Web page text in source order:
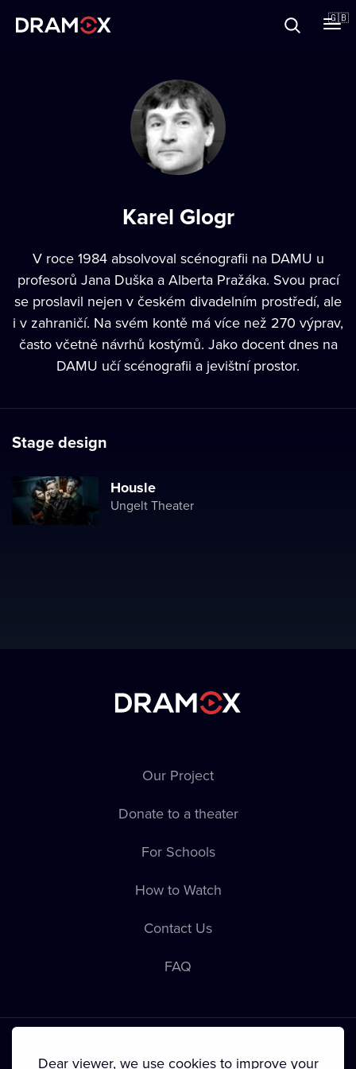
🇬🇧
Karel Glogr
V roce 1984 absolvoval scénografii na DAMU u
profesorů Jana Duška a Alberta Pražáka. Svou prací
se proslavil nejen v českém divadelním prostředí, ale
i v zahraničí. Na svém kontě má více než 270 výprav,
často včetně návrhů kostýmů. Jako docent dnes na
DAMU učí scénografii a jevištní prostor.
Stage design
Housle
Ungelt Theater
Our Project
Donate to a theater
For Schools
How to Watch
Contact Us
FAQ
Dear viewer, we use cookies to improve your